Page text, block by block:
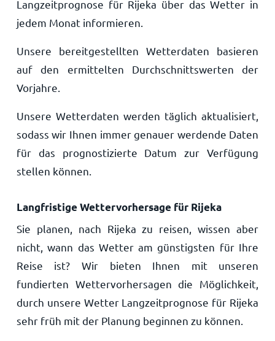
Langzeitprognose für Rijeka über das Wetter in
jedem Monat informieren.
Unsere bereitgestellten Wetterdaten basieren
auf den ermittelten Durchschnittswerten der
Vorjahre.
Unsere Wetterdaten werden täglich aktualisiert,
sodass wir Ihnen immer genauer werdende Daten
für das prognostizierte Datum zur Verfügung
stellen können.
Langfristige Wettervorhersage für Rijeka
Sie planen, nach Rijeka zu reisen, wissen aber
nicht, wann das Wetter am günstigsten für Ihre
Reise ist? Wir bieten Ihnen mit unseren
fundierten Wettervorhersagen die Möglichkeit,
durch unsere Wetter Langzeitprognose für Rijeka
sehr früh mit der Planung beginnen zu können.